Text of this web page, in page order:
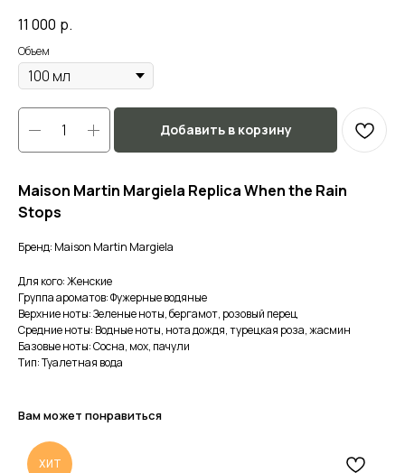
11 000 р.
Объем
Добавить в корзину
Maison Martin Margiela Replica When the Rain
Stops
Бренд: Maison Martin Margiela
Для кого: Женские
Группа ароматов: Фужерные водяные
Верхние ноты: Зеленые ноты, бергамот, розовый перец
Средние ноты: Водные ноты, нота дождя, турецкая роза, жасмин
Базовые ноты: Сосна, мох, пачули
Тип: Туалетная вода
Вам может понравиться
ХИТ